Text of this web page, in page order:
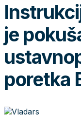
je
poretka